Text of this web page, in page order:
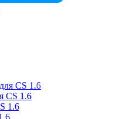
CS 1.6